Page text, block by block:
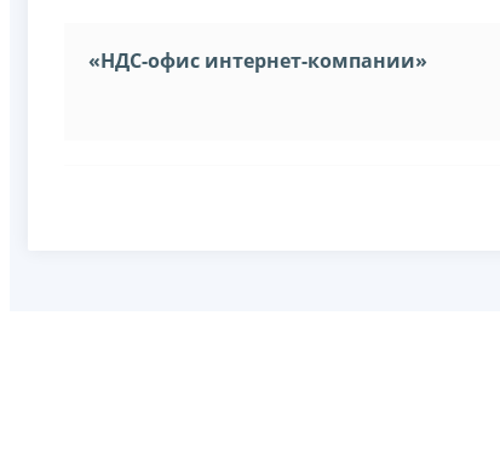
«НДС-офис интернет-компании»